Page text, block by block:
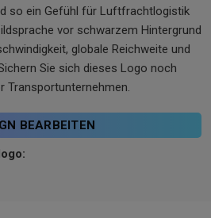
so ein Gefühl für Luftfrachtlogistik
vor schwarzem Hintergrund
globale Reichweite und
Sie sich dieses Logo noch
BEARBEITEN